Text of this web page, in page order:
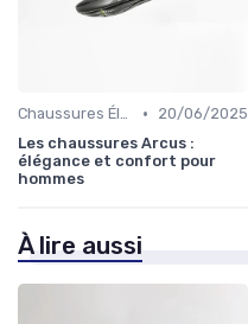
Chaussures Élégantes et de Cérémonie •
20/06/2025
Les chaussures Arcus :
élégance et confort pour
hommes
À lire aussi